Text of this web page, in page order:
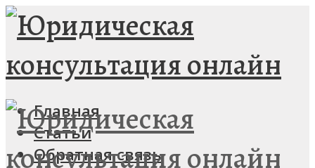
Главная
Статьи
Обратная связь